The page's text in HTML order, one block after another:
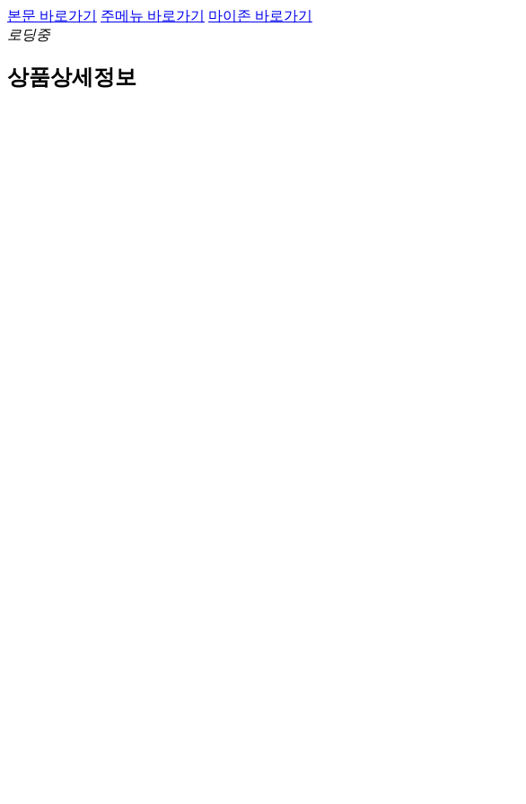
본문 바로가기 주메뉴 바로가기
마이존 바로가기
로딩중
상품상세정보